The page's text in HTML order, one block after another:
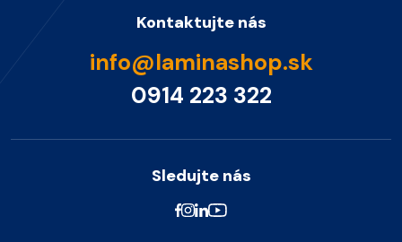
Kontaktujte nás
info@laminashop.sk
0914 223 322
Sledujte nás